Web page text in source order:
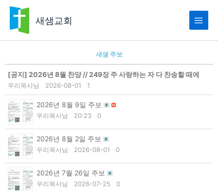
뛰
새샘교회
새샘 주보
[공지] 2026년 8월 찬양 // 249장 주 사랑하는 자 다 찬송할 때에
우리목사님 2026-08-01 1
2026년 8월 9일 주보
우리목사님 20:23 0
2026년 8월 2일 주보
우리목사님 2026-08-01 0
2026년 7월 26일 주보
우리목사님 2026-07-25 0